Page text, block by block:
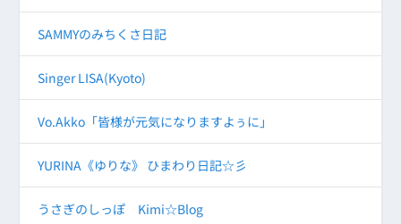
SAMMYのみちくさ日記
Singer LISA(Kyoto)
Vo.Akko「皆様が元気になりますよぅに」
YURINA《ゆりな》 ひまわり日記☆彡
うさぎのしっぽ Kimi☆Blog